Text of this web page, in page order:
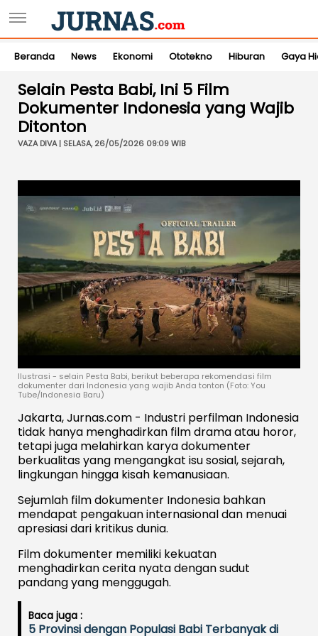
Beranda News Ekonomi Ototekno Hiburan Gaya
Selain Pesta Babi, Ini 5 Film
Dokumenter Indonesia yang Wajib
Ditonton
VAZA DIVA | SELASA, 26/05/2026 09:09 WIB
Ilustrasi - selain Pesta Babi, berikut beberapa rekomendasi film
dokumenter dari Indonesia yang wajib Anda tonton (Foto: You
Tube/Indonesia Baru)
Jakarta, Jurnas.com - Industri perfilman Indonesia
tidak hanya menghadirkan film drama atau horor,
tetapi juga melahirkan karya dokumenter
berkualitas yang mengangkat isu sosial, sejarah,
lingkungan hingga kisah kemanusiaan.
Sejumlah film dokumenter Indonesia bahkan
mendapat pengakuan internasional dan menuai
apresiasi dari kritikus dunia.
Film dokumenter memiliki kekuatan
menghadirkan cerita nyata dengan sudut
pandang yang menggugah.
Baca juga :
5 Provinsi dengan Populasi Babi Terbanyak di